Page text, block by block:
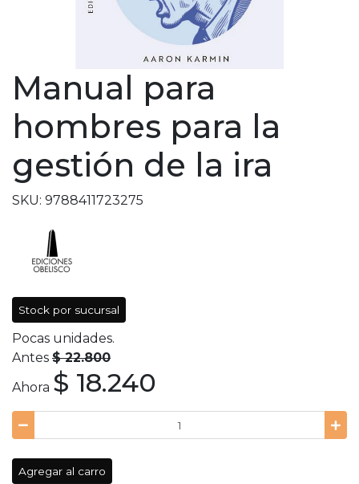
Manual para
hombres para la
gestión de la ira
SKU: 9788411723275
Stock por sucursal
Pocas unidades.
Antes $ 22.800
Ahora $ 18.240
Agregar al carro